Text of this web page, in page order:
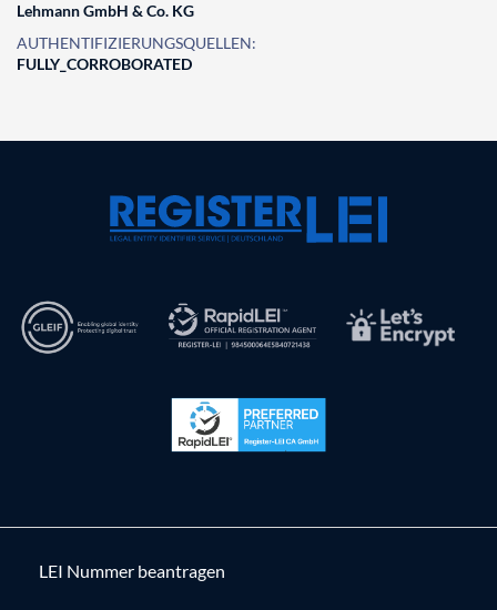
Lehmann GmbH & Co. KG
AUTHENTIFIZIERUNGSQUELLEN:
FULLY_CORROBORATED
LEI Nummer beantragen